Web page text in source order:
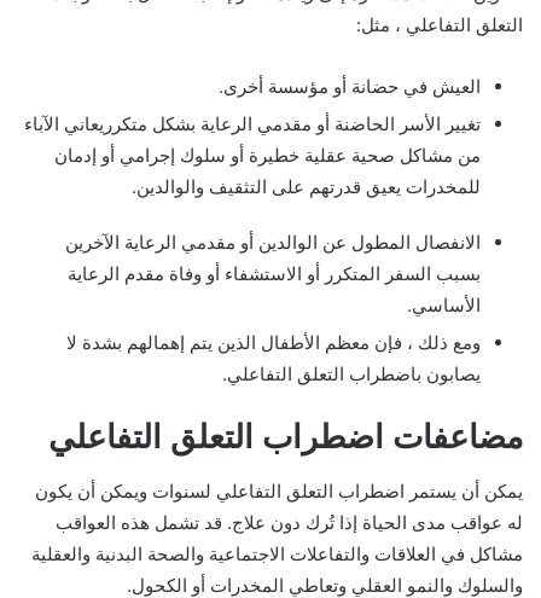
التعلق التفاعلي ، مثل:
العيش في حضانة أو مؤسسة أخرى.
تغيير الأسر الحاضنة أو مقدمي الرعاية بشكل متكرريعاني الآباء
من مشاكل صحية عقلية خطيرة أو سلوك إجرامي أو إدمان
للمخدرات يعيق قدرتهم على التثقيف والوالدين.
الانفصال المطول عن الوالدين أو مقدمي الرعاية الآخرين
بسبب السفر المتكرر أو الاستشفاء أو وفاة مقدم الرعاية
الأساسي.
ومع ذلك ، فإن معظم الأطفال الذين يتم إهمالهم بشدة لا
يصابون باضطراب التعلق التفاعلي.
مضاعفات اضطراب التعلق التفاعلي
يمكن أن يستمر اضطراب التعلق التفاعلي لسنوات ويمكن أن يكون
له عواقب مدى الحياة إذا تُرك دون علاج. قد تشمل هذه العواقب
مشاكل في العلاقات والتفاعلات الاجتماعية والصحة البدنية والعقلية
والسلوك والنمو العقلي وتعاطي المخدرات أو الكحول.